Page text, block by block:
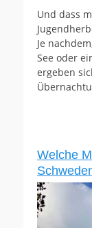
Und dass
Je
See oder
ergeben
Welche